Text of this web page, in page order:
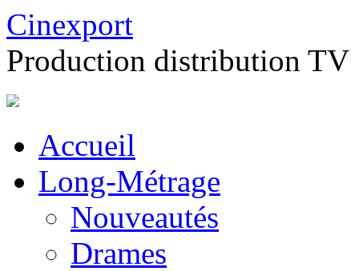
Cinexport
Production distribution TV
Accueil
Long-Métrage
Nouveautés
Drames